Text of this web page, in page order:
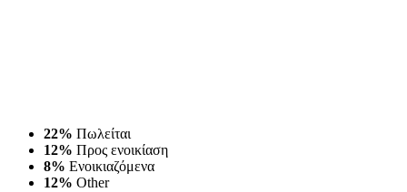
22% Πωλείται
12% Προς ενοικίαση
8% Ενοικιαζόμενα
12% Other